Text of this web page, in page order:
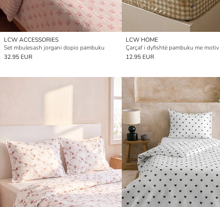
LCW ACCESSORIES
Set mbulesash jorgani dopio pambuku
32.95 EUR
LCW HOME
Çarçaf i dyfishtë pambuku me
12.95 EUR